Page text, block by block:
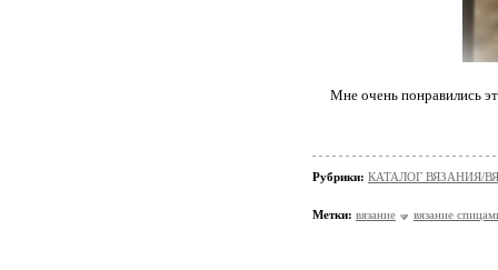
Мне очень понравились
Рубрики: КАТАЛОГ ВЯЗАНИЯ/
Метки: вязание вязание